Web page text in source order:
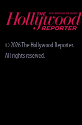
© 2026 The Hollywood Reporter.
All rights reserved.